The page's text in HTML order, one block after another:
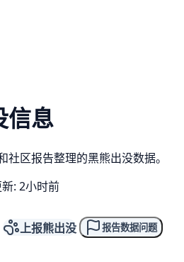
信息
区报告整理的黑熊出没数据。
: 2小时前
上报熊出没 报告数据问题